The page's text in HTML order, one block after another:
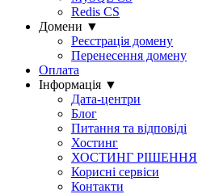
Redis CS
Домени ▼
Реєстрація домену
Перенесення домену
Оплата
Інформація ▼
Дата-центри
Блог
Питання та відповіді
Хостинг
ХОСТИНГ РІШЕННЯ
Корисні сервіси
Контакти